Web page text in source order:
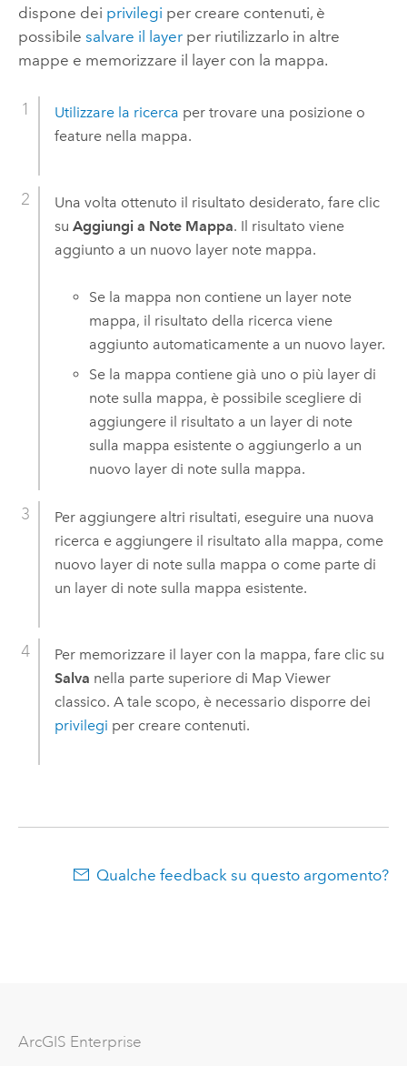
dispone dei privilegi per creare contenuti, è
possibile salvare il layerper riutilizzarlo in altre
mappe e memorizzare il layer con la mappa.
Utilizzare la ricerca per trovare una posizione o
feature nella mappa.
Una volta ottenuto il risultato desiderato, fare clic
su Aggiungi a Note Mappa. Il risultato viene
aggiunto a un nuovo layer note mappa.
Se la mappa non contiene un layer note
mappa, il risultato della ricerca viene
aggiunto automaticamente a un nuovo layer.
Se la mappa contiene già uno o più layer di
note sulla mappa, è possibile scegliere di
aggiungere il risultato a un layer di note
sulla mappa esistente o aggiungerlo a un
nuovo layer di note sulla mappa.
Per aggiungere altri risultati, eseguire una nuova
ricerca e aggiungere il risultato alla mappa, come
nuovo layer di note sulla mappa o come parte di
un layer di note sulla mappa esistente.
Per memorizzare il layer con la mappa, fare clic su
Salva nella parte superiore di Map Viewer
classico. A tale scopo, è necessario disporre dei
privilegi per creare contenuti.
Qualche feedback su questo argomento?
ArcGIS Enterprise